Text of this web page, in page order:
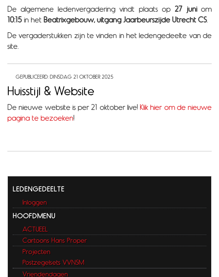
De algemene ledenvergadering vindt plaats op 27 juniom
10:15 in het Beatrixgebouw, uitgang Jaarbeurszijde Utrecht CS.
De vergaderstukken zijn te vinden in het ledengedeelte van de
site.
GEPUBLICEERD: DINSDAG 21 OKTOBER 2025
Huisstijl & Website
De nieuwe website is per 21 oktober live! Klik hier om de nieuwe
pagina te bezoeken!
LEDENGEDEELTE
Inloggen
HOOFDMENU
ACTUEEL
Cartoons Hans Proper
Projecten
Postzegelsets VVNSM
Vriendendagen